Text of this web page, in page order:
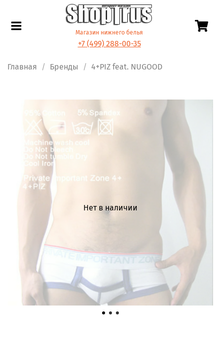
Магазин нижнего белья
+7 (499) 288-00-35
Главная Бренды 4+PIZ feat. NUGOOD
Нет в наличии